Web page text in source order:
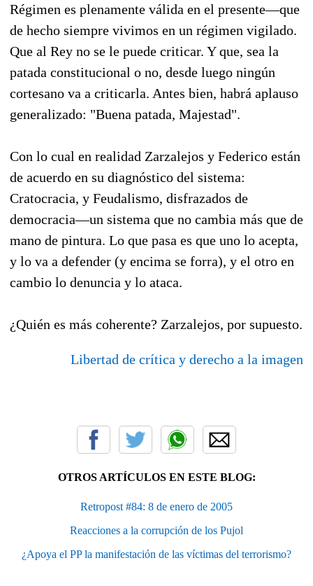
Régimen es plenamente válida en el presente—que
de hecho siempre vivimos en un régimen vigilado.
Que al Rey no se le puede criticar. Y que, sea la
patada constitucional o no, desde luego ningún
cortesano va a criticarla. Antes bien, habrá aplauso
generalizado: "Buena patada, Majestad".
Con lo cual en realidad Zarzalejos y Federico están
de acuerdo en su diagnóstico del sistema:
Cratocracia, y Feudalismo, disfrazados de
democracia—un sistema que no cambia más que de
mano de pintura. Lo que pasa es que uno lo acepta,
y lo va a defender (y encima se forra), y el otro en
cambio lo denuncia y lo ataca.
¿Quién es más coherente? Zarzalejos, por supuesto.
Libertad de crítica y derecho a la imagen
OTROS ARTÍCULOS EN ESTE BLOG:
Retropost #84: 8 de enero de 2005
Reacciones a la corrupción de los Pujol
¿Apoya el PP la manifestación de las víctimas del terrorismo?